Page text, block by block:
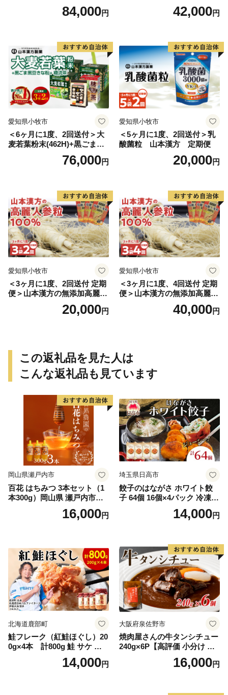
84,000円 42,000円
愛知県小牧市
＜6ヶ月に1度、2回送付＞大
麦若葉粉末(462H)+黒ごま黒
豆きな粉+ 糖流茶 山本漢
76,000円
愛知県小牧市
＜5ヶ月に1度、2回送付＞乳
酸菌粒 山本漢方 定期便
20,000円
愛知県小牧市
＜3ヶ月に1度、2回送付 定期
便＞山本漢方の無添加高麗人
20,000円
愛知県小牧市
＜3ヶ月に1度、4回送付 定期
便＞山本漢方の無添加高麗人
40,000円
この返礼品を見た人は
こんな返礼品も見ています
岡山県瀬戸内市
百花 はちみつ 3本セット（1
本300g）岡山県 瀬戸内市産
石黒農園 ヨーグルト パン 砂
糖の代わり 香り高い いい香
16,000円
埼玉県日高市
餃子のはながさ ホワイト餃
子 64個 16個×4パック 冷凍
中華 点心 B級グルメ ご当地
野菜 おつまみ おかず 簡単調
ー ギフト お取り寄せ 日高市
14,000円
北海道鹿部町
鮭フレーク（紅鮭ほぐし）20
0g×4本 計800g 鮭 サケ 鮭
ほぐし サケフレーク シャケ
フレーク 鮭フレーク14,000円
大阪府泉佐野市
焼肉屋さんの牛タンシチュー
240g×6P【高評価 小分け 惣
菜 牛たん 一人暮らし 冷凍】
16,000円